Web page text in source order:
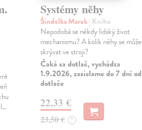
Systémy něhy
Šindelka Marek| Kniha
Nepodobá se někdy lidský život
mechanismu? A kolik něhy se může
skrývat ve stroji?
Čaká sa dotlač, vychádza
1.9.2026, zasielame do 7 dní od
dotlače
22,33 €
23,50 € ?